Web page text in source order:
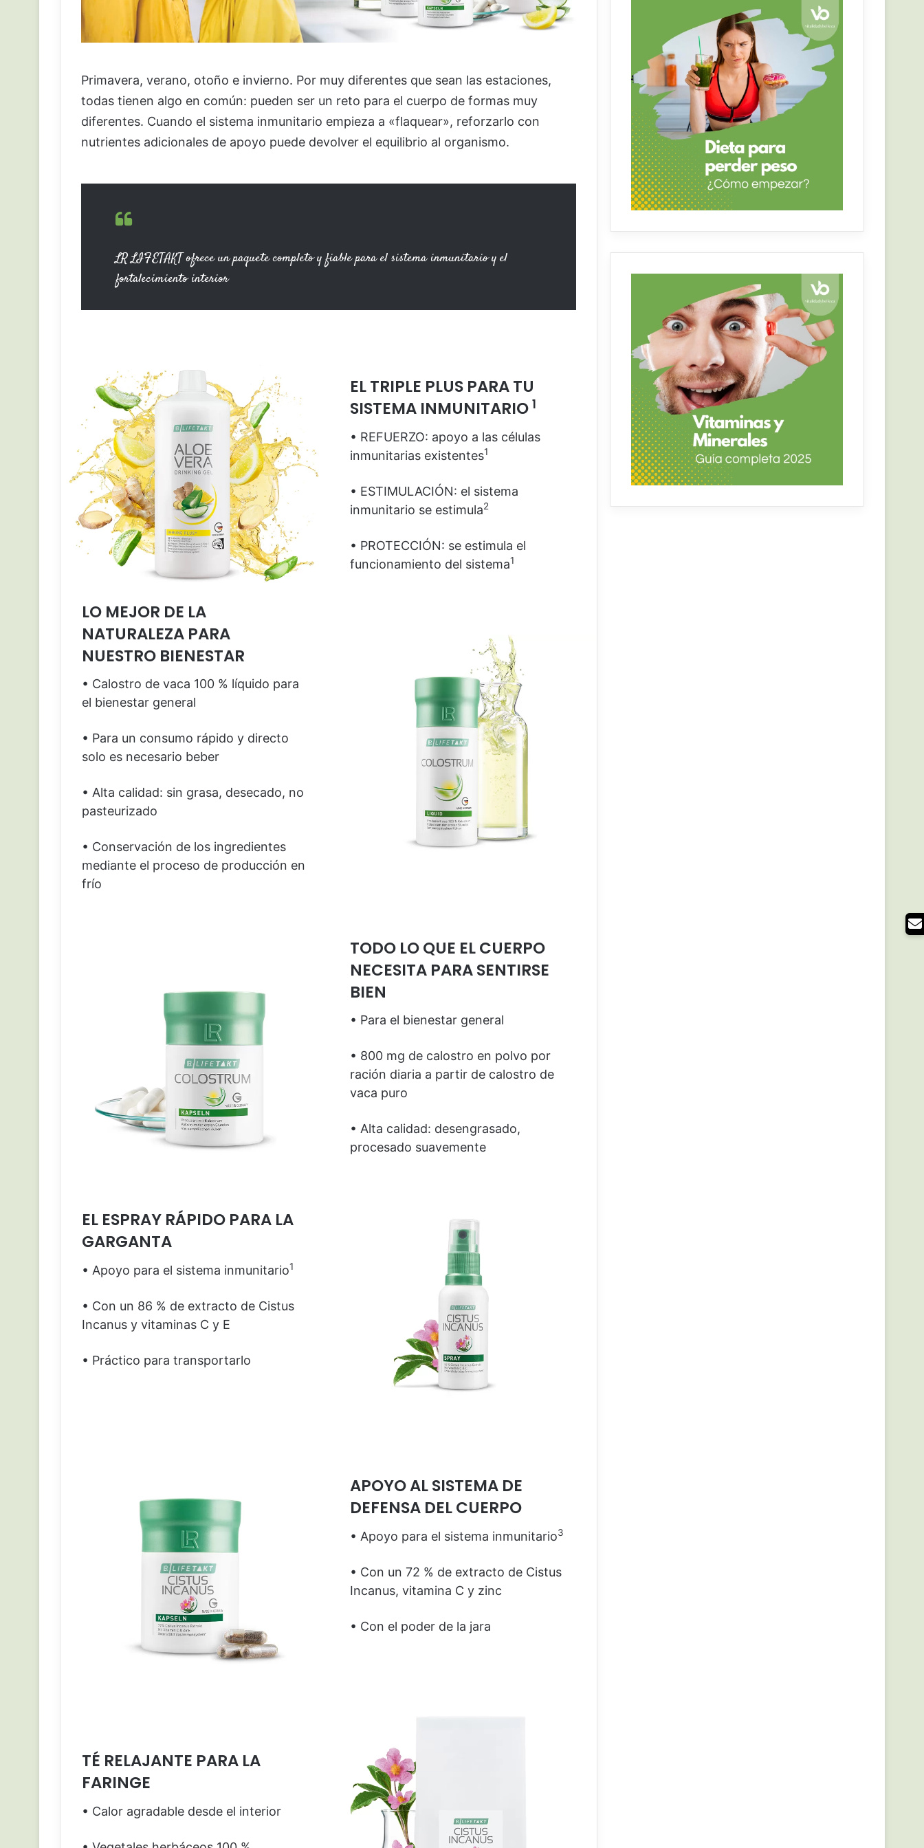
Primavera, verano, otoño e invierno. Por muy diferentes que sean las estaciones,
todas tienen algo en común: pueden ser un reto para el cuerpo de formas muy
diferentes. Cuando el sistema inmunitario empieza a «flaquear», reforzarlo con
nutrientes adicionales de apoyo puede devolver el equilibrio al organismo.
LR LIFETAKT ofrece un paquete completo y fiable para el sistema inmunitario y el
fortalecimiento interior
EL TRIPLE PLUS PARA TU
SISTEMA INMUNITARIO 1
• REFUERZO: apoyo a las células
inmunitarias existentes1
• ESTIMULACIÓN: el sistema
inmunitario se estimula2
• PROTECCIÓN: se estimula el
funcionamiento del sistema1
LO MEJOR DE LA
NATURALEZA PARA
NUESTRO BIENESTAR
• Calostro de vaca 100 % líquido para
el bienestar general
• Para un consumo rápido y directo
solo es necesario beber
• Alta calidad: sin grasa, desecado, no
pasteurizado
• Conservación de los ingredientes
mediante el proceso de producción en
frío
TODO LO QUE EL CUERPO
NECESITA PARA SENTIRSE
BIEN
• Para el bienestar general
• 800 mg de calostro en polvo por
ración diaria a partir de calostro de
vaca puro
• Alta calidad: desengrasado,
procesado suavemente
EL ESPRAY RÁPIDO PARA LA
GARGANTA
• Apoyo para el sistema inmunitario1
• Con un 86 % de extracto de Cistus
Incanus y vitaminas C y E
• Práctico para transportarlo
APOYO AL SISTEMA DE
DEFENSA DEL CUERPO
• Apoyo para el sistema inmunitario3
• Con un 72 % de extracto de Cistus
Incanus, vitamina C y zinc
• Con el poder de la jara
TÉ RELAJANTE PARA LA
FARINGE
• Calor agradable desde el interior